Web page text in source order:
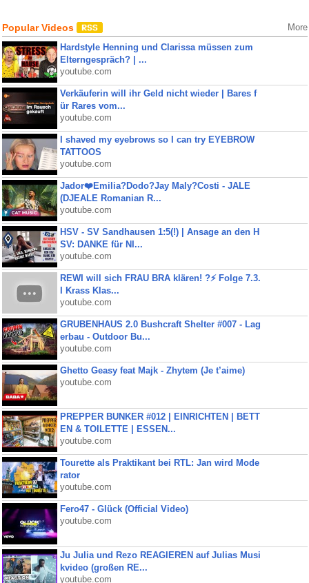
Popular Videos More
Hardstyle Henning und Clarissa müssen zum
Elterngespräch? | ...
youtube.com
Verkäuferin will ihr Geld nicht wieder | Bares f
ür Rares vom...
youtube.com
I shaved my eyebrows so I can try EYEBROW
TATTOOS
youtube.com
Jador❤️Emilia?Dodo?Jay Maly?Costi - JALE
(DJEALE Romanian R...
youtube.com
HSV - SV Sandhausen 1:5(!) | Ansage an den H
SV: DANKE für NI...
youtube.com
REWI will sich FRAU BRA klären! ?⚡️ Folge 7.3.
I Krass Klas...
youtube.com
GRUBENHAUS 2.0 Bushcraft Shelter #007 - Lag
erbau - Outdoor Bu...
youtube.com
Ghetto Geasy feat Majk - Zhytem (Je t’aime)
youtube.com
PREPPER BUNKER #012 | EINRICHTEN | BETT
EN & TOILETTE | ESSEN...
youtube.com
Tourette als Praktikant bei RTL: Jan wird Mode
rator
youtube.com
Fero47 - Glück (Official Video)
youtube.com
Ju Julia und Rezo REAGIEREN auf Julias Musi
kvideo (großen RE...
youtube.com